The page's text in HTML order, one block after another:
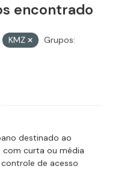
encontrado
KMZ
Grupos:
destinado ao
curta ou média
de acesso